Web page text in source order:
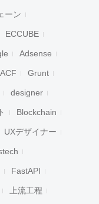
ーン
ECCUBE
Adsense
ACF Grunt
designer
Blockchain
UXデザイナー
FastAPI
上流工程